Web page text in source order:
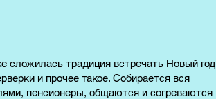
сложилась традиция встречать Новый год
и прочее такое. Собирается вся
пенсионеры, общаются и согреваются